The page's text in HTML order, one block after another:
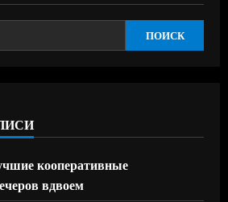
ПОИСК
кооперативные
вдвоем